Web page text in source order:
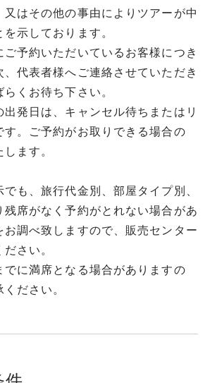
又はその他の事由によりツアーが中
示しております。
ご予約いただいているお客様につき
、代表者様へご連絡させていただき
くお待ち下さい。
発日は、キャンセル待ちまたはリ
す。ご予約がお取りできる場合の
ます。
も、旅行代金別、部屋タイプ別、
残席がなく予約がとれない場合があ
お調べ致しますので、販売センター
さい。
に満席となる場合がありますの
ださい。